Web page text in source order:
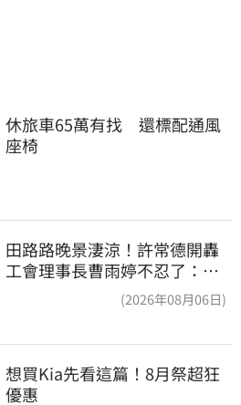
休旅車65萬有找　還標配通風
座椅
田路路晚景淒涼！許常德開轟
工會理事長曹雨婷不忍了：別
(2026年08月06日)
想買Kia先看這篇！8月祭超狂
優惠